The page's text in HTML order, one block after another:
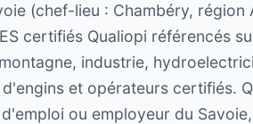
(chef-lieu : Chambéry,
certifiés Qualiopi référencés
industrie,
et opérateurs certifiés.
ou employeur du